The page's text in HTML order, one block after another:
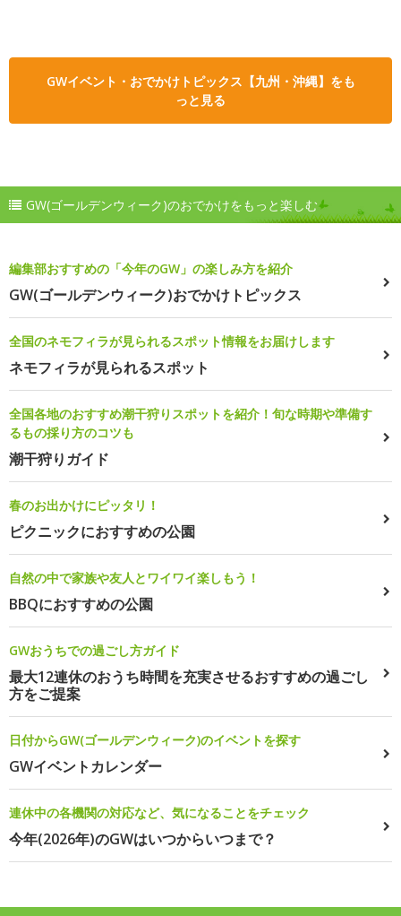
GWイベント・おでかけトピックス【九州・沖縄】をも
っと見る
GW(ゴールデンウィーク)のおでかけをもっと楽しむ
編集部おすすめの「今年のGW」の楽しみ方を紹介
GW(ゴールデンウィーク)おでかけトピックス
全国のネモフィラが見られるスポット情報をお届けします
ネモフィラが見られるスポット
全国各地のおすすめ潮干狩りスポットを紹介！旬な時期や準備す
るもの採り方のコツも
潮干狩りガイド
春のお出かけにピッタリ！
ピクニックにおすすめの公園
自然の中で家族や友人とワイワイ楽しもう！
BBQにおすすめの公園
GWおうちでの過ごし方ガイド
最大12連休のおうち時間を充実させるおすすめの過ごし
方をご提案
日付からGW(ゴールデンウィーク)のイベントを探す
GWイベントカレンダー
連休中の各機関の対応など、気になることをチェック
今年(2026年)のGWはいつからいつまで？